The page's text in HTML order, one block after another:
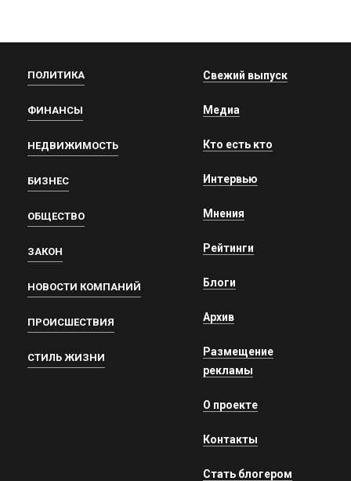
ПОЛИТИКА
ФИНАНСЫ
НЕДВИЖИМОСТЬ
БИЗНЕС
ОБЩЕСТВО
ЗАКОН
НОВОСТИ КОМПАНИЙ
ПРОИСШЕСТВИЯ
СТИЛЬ ЖИЗНИ
Свежий выпуск
Медиа
Кто есть кто
Интервью
Мнения
Рейтинги
Блоги
Архив
Размещение
рекламы
О проекте
Контакты
Стать блогером